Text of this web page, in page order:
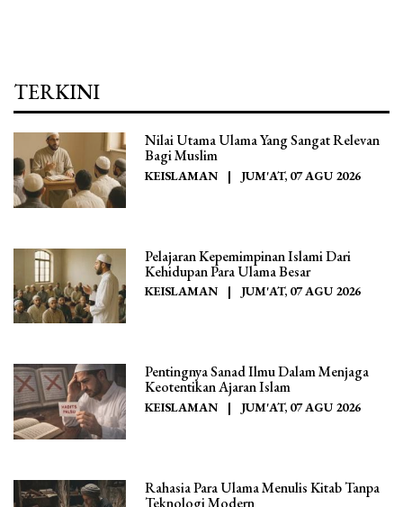
TERKINI
Nilai Utama Ulama Yang Sangat Relevan
Bagi Muslim
KEISLAMAN | JUM'AT, 07 AGU 2026
Pelajaran Kepemimpinan Islami Dari
Kehidupan Para Ulama Besar
KEISLAMAN | JUM'AT, 07 AGU 2026
Pentingnya Sanad Ilmu Dalam Menjaga
Keotentikan Ajaran Islam
KEISLAMAN | JUM'AT, 07 AGU 2026
Rahasia Para Ulama Menulis Kitab Tanpa
Teknologi Modern